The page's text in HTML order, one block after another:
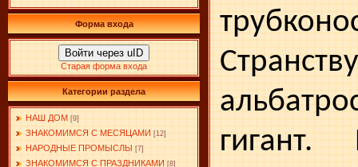
Форма входа
Войти через uID
Старая форма входа
Категории раздела
НАШ ДОМ [9]
ЗНАКОМИМСЯ С МЕСЯЦАМИ [12]
НАРОДНЫЕ ПРОМЫСЛЫ [7]
ЗНАКОМИМСЯ С ПРАЗДНИКАМИ [8]
гигант.